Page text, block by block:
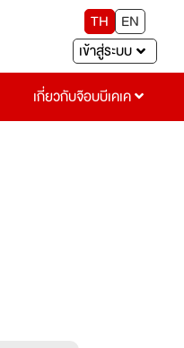
TH
EN
เข้าสู่ระบบ
เกี่ยวกับจ๊อบบีเคเค